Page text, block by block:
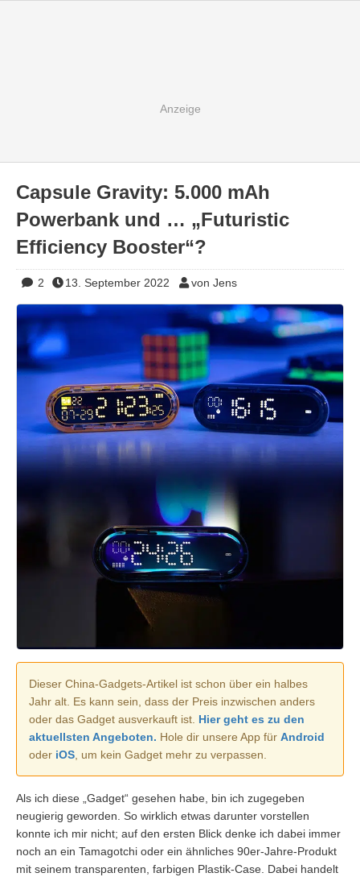
Capsule Gravity: 5.000 mAh
Powerbank und … „Futuristic
Efficiency Booster“?
2 13. September 2022 von Jens
Dieser China-Gadgets-Artikel ist schon über ein halbes
Jahr alt. Es kann sein, dass der Preis inzwischen anders
oder das Gadget ausverkauft ist. Hier geht es zu den
aktuellsten Angeboten. Hole dir unsere App für Android
oder iOS , um kein Gadget mehr zu verpassen.
Als ich diese „Gadget“ gesehen habe, bin ich zugegeben
neugierig geworden. So wirklich etwas darunter vorstellen
konnte ich mir nicht; auf den ersten Blick denke ich dabei immer
noch an ein Tamagotchi oder ein ähnliches 90er-Jahre-Produkt
mit seinem transparenten, farbigen Plastik-Case. Dabei handelt